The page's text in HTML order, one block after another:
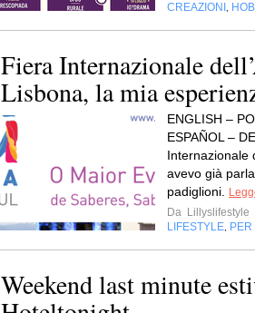
CREAZIONI
Fiera Internazionale
Lisbona, la mia
ENGLISH –
ESPAÑOL –
Internazionale
avevo già
padiglioni.
Da Lillyslifestyle
LIFESTYLE PER
Weekend last minute